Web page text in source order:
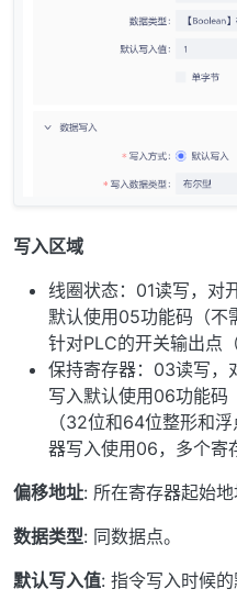
写入区域
线圈状态：01读写，对
默认使用05功能码（不
针对PLC的开关输出点
保持寄存器：03读写，
写入默认使用06功能码
（32位和64位整形和
器写入使用06，多个寄
偏移地址: 所在寄存器起始地
数据类型: 同数据点。
默认写入值: 指令写入时候的